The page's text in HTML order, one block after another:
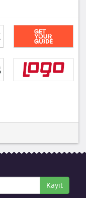
Kayıt